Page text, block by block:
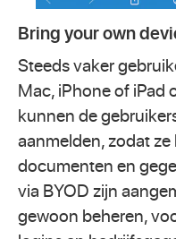
Bring your own
Steeds vaker
Mac, iPhone of iPad
kunnen de
aanmelden, zodat
documenten en
via BYOD zijn
gewoon beheren,